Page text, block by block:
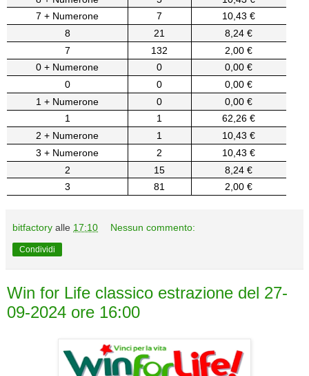
7 + Numerone
7
10,43 €
8
21
8,24 €
7
132
2,00 €
0 + Numerone
0
0,00 €
0
0
0,00 €
1 + Numerone
0
0,00 €
1
1
62,26 €
2 + Numerone
1
10,43 €
3 + Numerone
2
10,43 €
2
15
8,24 €
3
81 2,00 €
bitfactory alle 17:10 Nessun commento:
Condividi
Win for Life classico estrazione del 27-
09-2024 ore 16:00